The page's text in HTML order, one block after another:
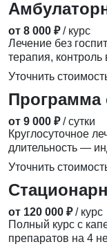
от 8 000 ₽ / курс
Лечение без
терапия, контроль
Уточнить
Программа
от 9 000 ₽ / сутки
Круглосуточное
длительность —
Уточнить
от 120 000 ₽ / курс
Полный курс с
препаратов на 4